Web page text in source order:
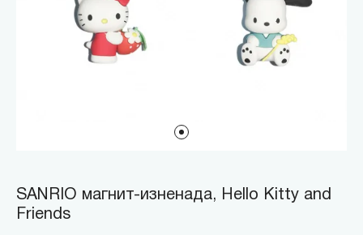
SANRIO магнит-изненада, Hello Kitty and
Friends